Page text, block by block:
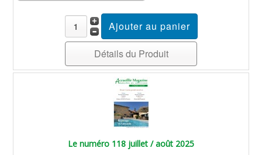
Détails du Produit
Le numéro 118 juillet / août 2025